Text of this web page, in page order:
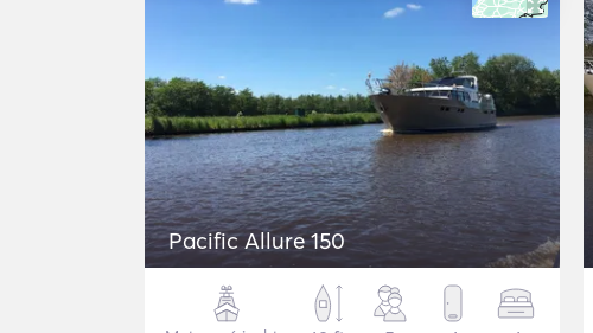
Pacific Allure 150